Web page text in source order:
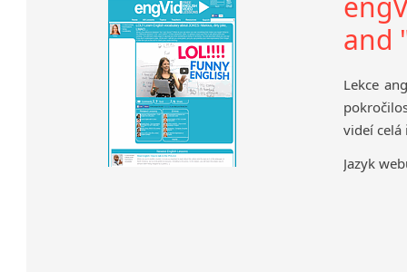
and
Lekce
videí celá
Jazyk